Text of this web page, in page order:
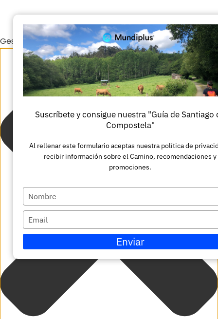
Gestionar el consentimiento de las cookies
Suscríbete y consigue nuestra "Guía de Santiago
Compostela"
Al rellenar este formulario aceptas nuestra política de
recibir información sobre el Camino, recomendaciones y
promociones.
Escriba
su
nombre
Escriba
su
correo
electrónico
Enviar